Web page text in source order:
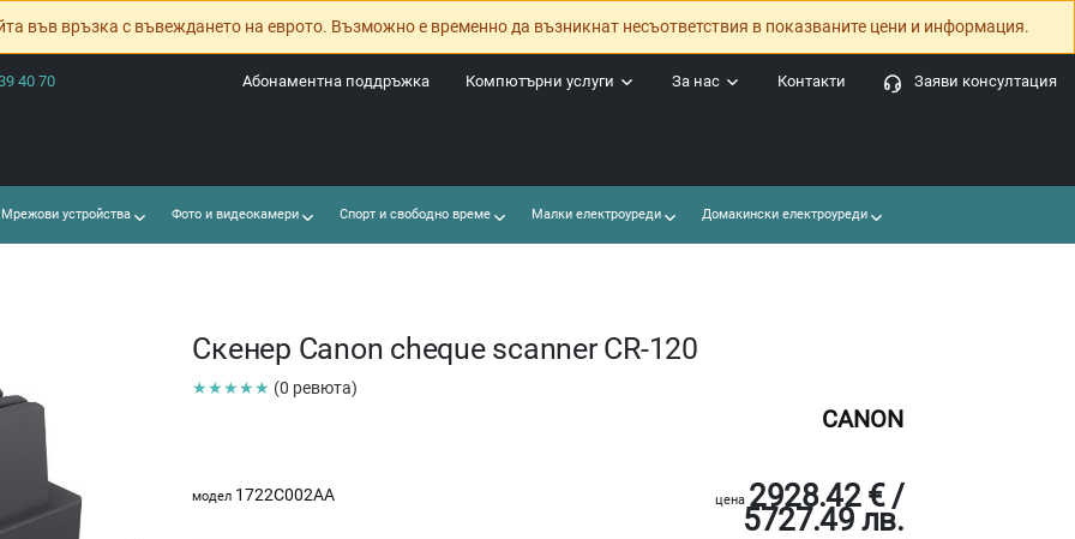
във връзка с въвеждането на еврото. Възможно е временно да възникнат несъответствия в показваните цени и информация.
40 70 Заяви консултация
Контакти
За нас
Компютърни услуги
Абонаментна поддръжка
устройства Фото и видеокамери Спорт и свободно време Малки електроуреди Домакински електроуреди
Скенер Canon cheque scanner CR-120
★★★★★ (0 ревюта)
CANON
модел 1722C002AA цена 2928.42 € /
5727.49 лв.